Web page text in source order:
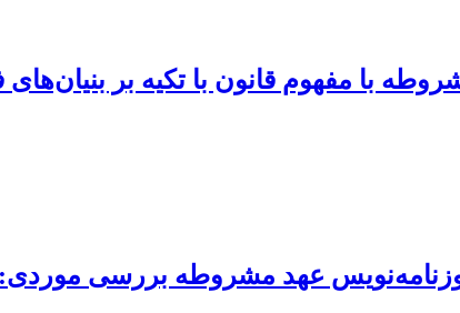
با مفهوم قانون با تکیه بر
روزنامه‌نویس عهد مشروطه بررسی